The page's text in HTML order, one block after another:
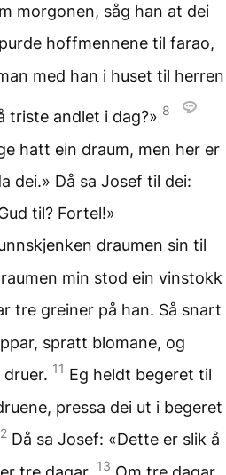
morgonen, såg han at dei
hoffmennene til farao,
med han i huset til herren
triste andlet i dag?» 8
hatt ein draum, men her er
dei.» Då sa Josef til dei:
til? Fortel!»
draumen sin til
min stod ein vinstokk
tre greiner på han. Så snart
spratt blomane, og
11 Eg heldt begeret til
pressa dei ut i begeret
Då sa Josef: «Dette er slik å
13